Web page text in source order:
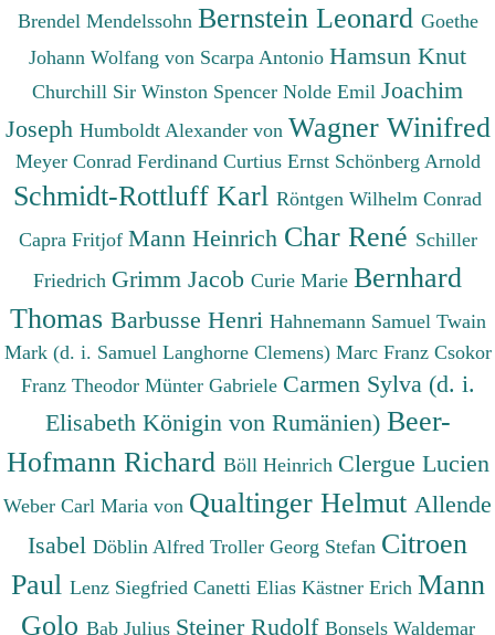
Brendel Mendelssohn Bernstein Leonard Goethe
Johann Wolfang von Scarpa Antonio Hamsun Knut
Churchill Sir Winston Spencer Nolde Emil Joachim
Joseph Humboldt Alexander von Wagner Winifred
Meyer Conrad Ferdinand Curtius Ernst Schönberg Arnold
Schmidt-Rottluff Karl Röntgen Wilhelm Conrad
Capra Fritjof Mann Heinrich Char René Schiller
Friedrich Grimm Jacob Curie Marie Bernhard
Thomas Barbusse Henri Hahnemann Samuel Twain
Mark (d. i. Samuel Langhorne Clemens) Marc Franz Csokor
Franz Theodor Münter Gabriele Carmen Sylva (d. i.
Elisabeth Königin von Rumänien) Beer-
Hofmann Richard Böll Heinrich Clergue Lucien
Weber Carl Maria von Qualtinger Helmut Allende
Isabel Döblin Alfred Troller Georg Stefan Citroen
Paul Lenz Siegfried Canetti Elias Kästner Erich Mann
Golo Bab Julius Steiner Rudolf Bonsels Waldemar